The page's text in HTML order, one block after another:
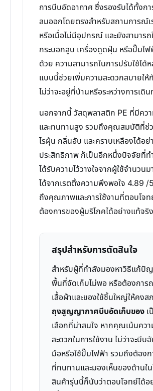
การบีบอัดอากาศ ซึ่งรองรับได้ทั้งกา
ลมออกโดยตรงสำหรับสถานการณ์
หรือเมื่อไม่มีอุปกรณ์ และยังสามาร
กระบอกสูบ เครื่องดูดฝุ่น หรือปั๊มไฟ
ด้วย ความสามารถในการปรับใช้ได้
แบบนี้ช่วยเพิ่มความสะดวกสบายให้
ไม่ว่าจะอยู่ที่บ้านหรือระหว่างการเดิน
นอกจากนี้ วัสดุพลาสติก PE ที่มีคว
และทนทานสูง รวมถึงคุณสมบัติที่ช่
ไรฝุ่น กลิ่นอับ และคราบเหลืองได้อย่
ประสิทธิภาพ ก็เป็นอีกหนึ่งปัจจัยที่ท
ได้รับความไว้วางใจจากผู้ใช้จำนวน
ได้จากเรตติ้งความพึงพอใจ 4.89 /
ถึงคุณภาพและการใช้งานที่ตอบโจ
ต้องการของผู้บริโภคได้อย่างแท้จริง
สรุปสำหรับการตัดสินใจ
สำหรับผู้ที่กำลังมองหาวิธีแก้ปั
พื้นที่จัดเก็บไม่พอ หรือต้องการ
เสื้อผ้าและของใช้ชิ้นใหญ่ให้คงส
ถุงสูญญากาศบีบอัดเก็บของ
เลือกที่น่าสนใจ หากคุณเน้นคว
สะดวกในการใช้งาน ไม่ว่าจะบีบ
มือหรือใช้ปั๊มไฟฟ้า รวมถึงต้อง
ที่ทนทานและมองเห็นของด้านใ
สินค้ารุ่นนี้ก็นับว่าตอบโจทย์ได้อ